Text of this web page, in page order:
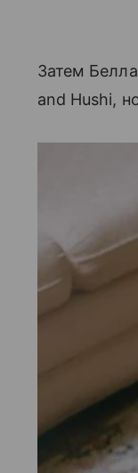
Затем
and Hushi,